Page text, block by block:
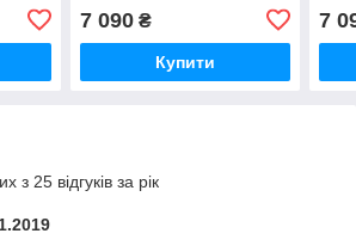
7 090₴
Купити
7
з 25 відгуків за рік